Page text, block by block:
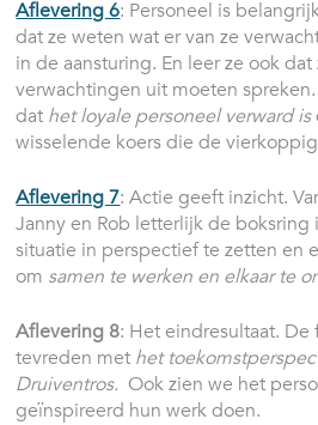
Aflevering 6: Personeel is
dat ze weten wat er van ze
in de aansturing. En leer ze ook
verwachtingen uit moeten
dat het loyale personeel verward is
wisselende koers die de
Aflevering 7: Actie geeft inzicht.
Janny en Rob letterlijk de
situatie in perspectief te zetten en
om samen te werken en elkaar te
Aflevering 8: Het eindresultaat. De
tevreden met het
Druiventros. Ook zien we het
geïnspireerd hun werk doen.